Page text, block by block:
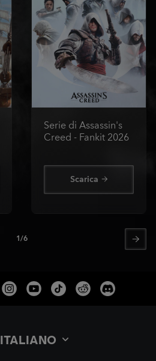
Serie di Assassin's
Creed - Fankit 2026
Scarica
1/6